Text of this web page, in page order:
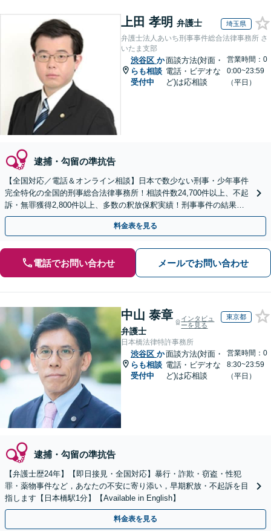
上田 孝明 弁護士 埼玉県
弁護士法人あいち刑事事件総合法律事務所 さ
いたま支部
渋谷区 か
らも相談
受付中
面談方法(対面・
電話・ビデオな
ど)は応相談
営業時間：0
0:00~23:59
（平日）
逮捕・勾留の準抗告
【全国対応／電話＆オンライン相談】日本で数少ない刑事・少年事件
完全特化の全国的刑事総合法律事務所！相談件数24,700件以上、不起
訴・無罪獲得2,800件以上、多数の釈放保釈実績！刑事事件の結果は
弁護士の腕次第で変わります【初回相談無料】
料金表を見る
電話でお問い合わせ メールでお問い合わせ
中山 泰章
弁護士
インタビュ
ーを見る
東京都
日本橋法律特許事務所
渋谷区 か
らも相談
受付中
面談方法(対面・
電話・ビデオな
ど)は応相談
営業時間：0
8:30~23:59
（平日）
逮捕・勾留の準抗告
【弁護士歴24年】【即日接見・全国対応】暴行・詐欺・窃盗・性犯
罪・薬物事件など，あなたの不安に寄り添い，早期釈放・不起訴を目
指します【日本橋駅1分】【Available in English】
料金表を見る